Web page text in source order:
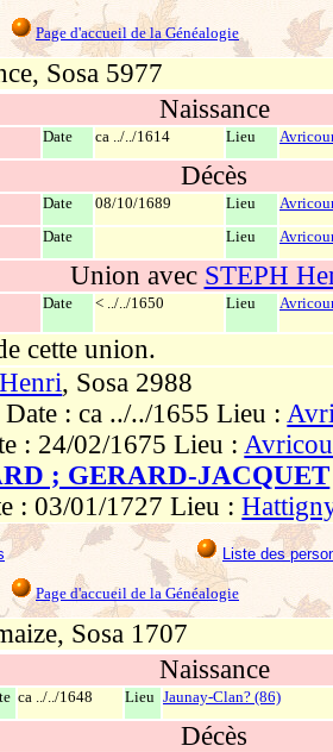
Page d'accueil de la Généalogie
Sosa 5977
Naissance
Date ca ../../1614 Lieu
Décès
Date 08/10/1689 Lieu
Date Lieu
Union avec STEPH
Date < ../../1650 Lieu
cette union.
Henri, Sosa 2988
Date : ca ../../1655 Lieu :
: 24/02/1675 Lieu :
; GERARD-JACQUET
: 03/01/1727 Lieu :
Liste des
Page d'accueil de la Généalogie
Sosa 1707
Naissance
ca ../../1648 Lieu Jaunay-Clan? (86)
Décès